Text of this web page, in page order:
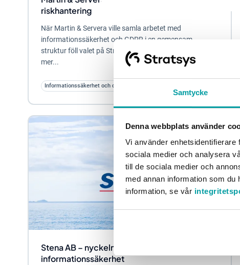
Samtycke
Denna webbplats använder
Vi använder
sociala medier och analysera
till de sociala medier och
med annan information som
information, se vår
riskhantering
När Martin & Servera ville samla arbetet med
informationssäkerhet och GDPR i en gemensam
struktur föll valet på Stratsys. Målet var att skapa ett
mer...
Informationssäkerhet och dataskydd
Stena AB – nyckeln till framgång inom
informationssäkerhet